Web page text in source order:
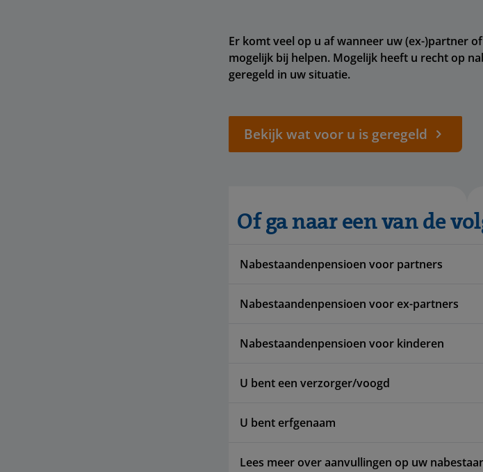
Er komt veel op u af wanneer uw (ex-)partner
mogelijk bij helpen. Mogelijk heeft u recht op
geregeld in uw situatie.
Bekijk wat voor u is geregeld
Of ga naar een van de
Nabestaandenpensioen voor partners
Nabestaandenpensioen voor ex-partners
Nabestaandenpensioen voor kinderen
U bent een verzorger/voogd
U bent erfgenaam
Lees meer over aanvullingen op uw